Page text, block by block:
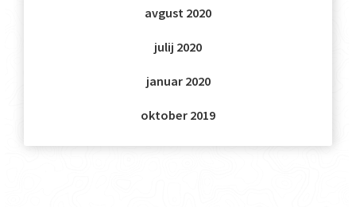
avgust 2020
julij 2020
januar 2020
oktober 2019